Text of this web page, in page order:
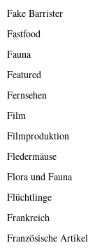
Fake Barrister
Fastfood
Fauna
Featured
Fernsehen
Film
Filmproduktion
Fledermäuse
Flora und Fauna
Flüchtlinge
Frankreich
Französische Artikel